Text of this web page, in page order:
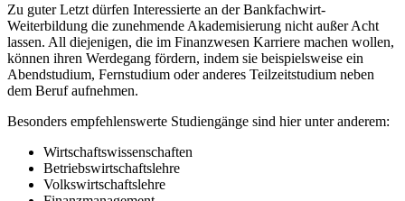
Zu guter Letzt dürfen Interessierte an der Bankfachwirt-
Weiterbildung die zunehmende Akademisierung nicht außer Acht
lassen. All diejenigen, die im Finanzwesen Karriere machen wollen,
können ihren Werdegang fördern, indem sie beispielsweise ein
Abendstudium, Fernstudium oder anderes Teilzeitstudium neben
dem Beruf aufnehmen.
Besonders empfehlenswerte Studiengänge sind hier unter anderem:
Wirtschaftswissenschaften
Betriebswirtschaftslehre
Volkswirtschaftslehre